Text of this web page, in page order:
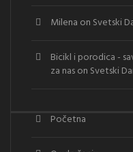
Milena on Svetski
Bicikl i porodica -
za nason Svetski
Početna